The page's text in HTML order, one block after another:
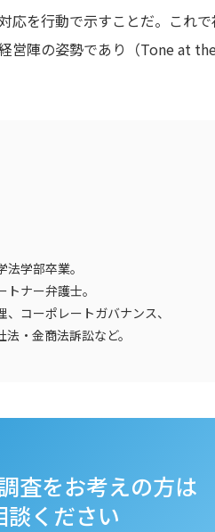
応を行動で示すことだ。これ
営陣の姿勢であり（Tone at
学部卒業。
ナー弁護士。
コーポレートガバナンス、
・金商法訴訟など。
査をお考えの方は
談ください